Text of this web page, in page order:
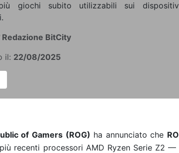
giochi subito utilizzabili sui
Redazione BitCity
il: 22/08/2025
of Gamers (ROG) ha annunciato che
recenti processori AMD Ryzen Serie Z2